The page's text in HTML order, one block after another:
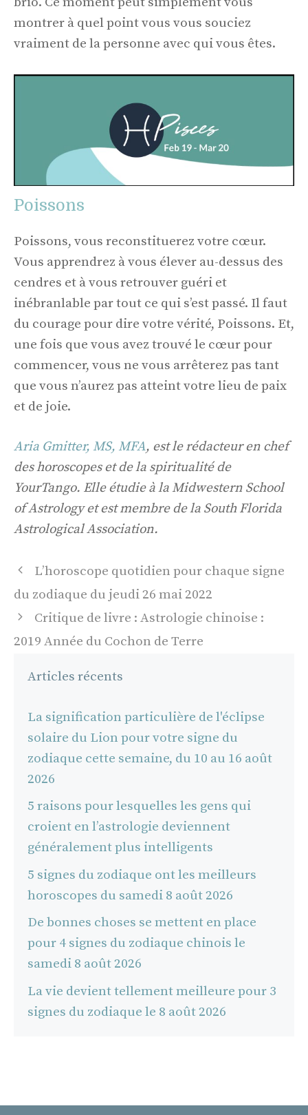
montrer à quel point vous vous souciez
vraiment de la personne avec qui vous êtes.
Poissons
Poissons, vous reconstituerez votre cœur.
Vous apprendrez à vous élever au-dessus des
cendres et à vous retrouver guéri et
inébranlable par tout ce qui s’est passé. Il faut
du courage pour dire votre vérité, Poissons. Et,
une fois que vous avez trouvé le cœur pour
commencer, vous ne vous arrêterez pas tant
que vous n’aurez pas atteint votre lieu de paix
et de joie.
Aria Gmitter, MS, MFA, est le rédacteur en chef
des horoscopes et de la spiritualité de
YourTango. Elle étudie à la Midwestern School
of Astrology et est membre de la South Florida
Astrological Association.
Navigation
des
L’horoscope quotidien pour chaque signe
du zodiaque du jeudi 26 mai 2022
Critique de livre : Astrologie chinoise :
2019 Année du Cochon de Terre
Articles récents
La signification particulière de l'éclipse
solaire du Lion pour votre signe du
zodiaque cette semaine, du 10 au 16 août
2026
5 raisons pour lesquelles les gens qui
croient en l’astrologie deviennent
généralement plus intelligents
5 signes du zodiaque ont les meilleurs
horoscopes du samedi 8 août 2026
De bonnes choses se mettent en place
pour 4 signes du zodiaque chinois le
samedi 8 août 2026
La vie devient tellement meilleure pour 3
signes du zodiaque le 8 août 2026